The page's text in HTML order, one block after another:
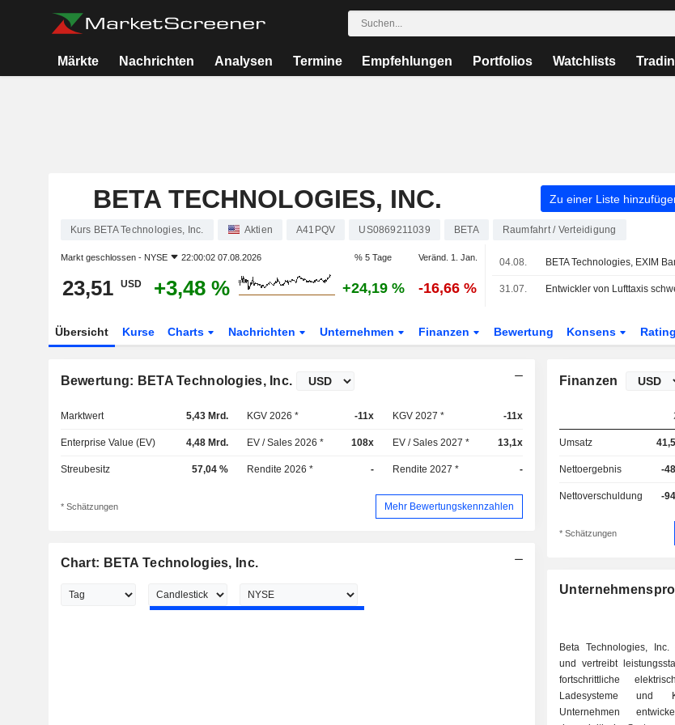
Märkte Nachrichten Analysen Termine Empfehlungen Portfolios Watchlists
BETA TECHNOLOGIES, INC. Zu einer Liste
Kurs BETA Technologies, Inc. Aktien A41PQV US0869211039 BETA Raumfahrt / Verteidigung
Markt geschlossen - NYSE 22:00:02 07.08.2026 % 5 Tage Veränd. 1. Jan.
23,51 USD +3,48 % +24,19 % -16,66 %
04.08.
31.07.
Übersicht Kurse Charts Nachrichten Unternehmen Finanzen Bewertung Konsens
Bewertung: BETA Technologies, Inc.
Marktwert 5,43 Mrd. KGV 2026 * -11x KGV 2027 * -11x
Enterprise Value (EV) 4,48 Mrd. EV / Sales 2026 * 108x EV / Sales 2027 * 13,1x
Streubesitz 57,04 % Rendite 2026 * - Rendite 2027 * -
* Schätzungen Mehr Bewertungskennzahlen
Chart: BETA Technologies, Inc.
Finanzen
Umsatz
Nettoergebnis -
Nettoverschuldung -
* Schätzungen
Beta Technologies, Inc.
und vertreibt
fortschrittliche
Ladesysteme und
Unternehmen